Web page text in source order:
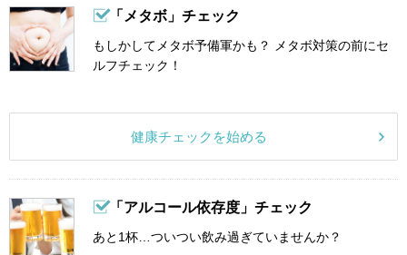
「メタボ」チェック
もしかしてメタボ予備軍かも？ メタボ対策の前にセ
ルフチェック！
健康チェックを始める
「アルコール依存度」チェック
あと1杯…ついつい飲み過ぎていませんか？